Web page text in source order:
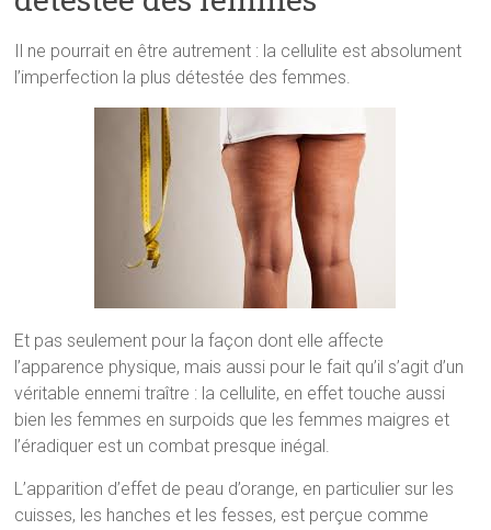
Il ne pourrait en être autrement : la cellulite est absolument
l’imperfection la plus détestée des femmes.
Et pas seulement pour la façon dont elle affecte
l’apparence physique, mais aussi pour le fait qu’il s’agit d’un
véritable ennemi traître : la cellulite, en effet touche aussi
bien les femmes en surpoids que les femmes maigres et
l’éradiquer est un combat presque inégal.
L’apparition d’effet de peau d’orange, en particulier sur les
cuisses, les hanches et les fesses, est perçue comme